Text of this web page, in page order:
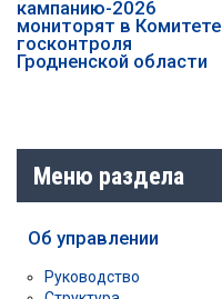
кампанию-2026
мониторят в Комитете
госконтроля
Гродненской области
Меню раздела
Об управлении
Руководство